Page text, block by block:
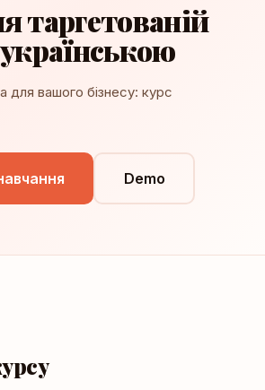
таргетованій
для вашого бізнесу: курс
Demo